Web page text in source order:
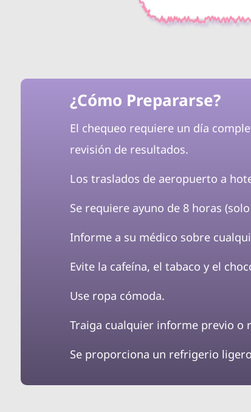
¿Cómo Prepararse?
El chequeo requiere un día
revisión de resultados.
Los traslados de aeropuerto a
Se requiere ayuno de 8 horas
Informe a su médico sobre
Evite la cafeína, el tabaco y el
Use ropa cómoda.
Traiga cualquier informe previo o
Se proporciona un refrigerio